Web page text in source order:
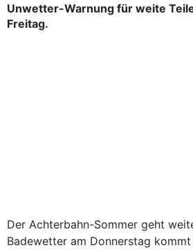
Unwetter-Warnung für weite
Freitag.
Der Achterbahn-Sommer geht
Badewetter am Donnerstag